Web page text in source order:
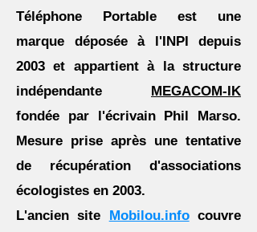
Téléphone Portable est une
marque déposée à l'INPI depuis
2003 et appartient à la structure
indépendante MEGACOM-IK
fondée par l'écrivain Phil Marso.
Mesure prise après une tentative
de récupération d'associations
écologistes en 2003.
L'ancien site Mobilou.infocouvre